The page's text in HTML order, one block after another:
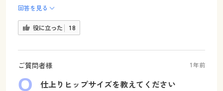
回答を見る
役に立った 18
ご質問者様 1年前
仕上りヒップサイズを教えてください